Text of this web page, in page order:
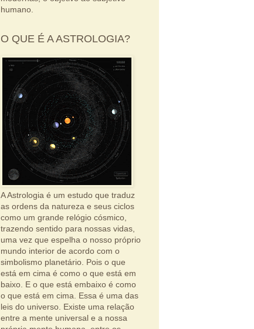
humano.
O QUE É A ASTROLOGIA?
A Astrologia é um estudo que traduz
as ordens da natureza e seus ciclos
como um grande relógio cósmico,
trazendo sentido para nossas vidas,
uma vez que espelha o nosso próprio
mundo interior de acordo com o
simbolismo planetário. Pois o que
está em cima é como o que está em
baixo. E o que está embaixo é como
o que está em cima. Essa é uma das
leis do universo. Existe uma relação
entre a mente universal e a nossa